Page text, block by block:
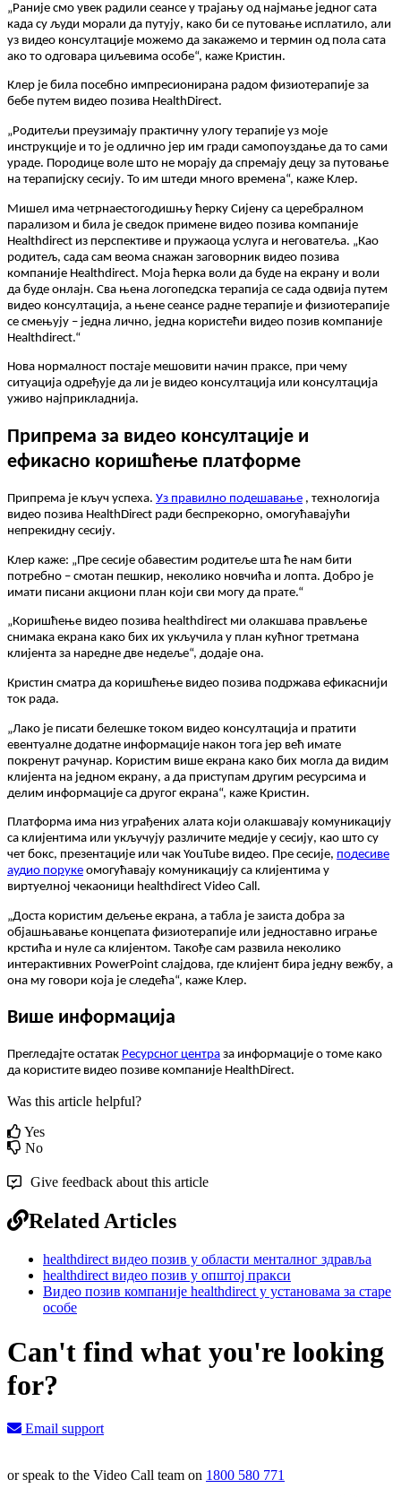
„Раније смо увек радили сеансе у трајању од најмање једног сата
када су људи морали да путују, како би се путовање исплатило, али
уз видео консултације можемо да закажемо и термин од пола сата
ако то одговара циљевима особе“, каже Кристин.
Клер је била посебно импресионирана радом физиотерапије за
бебе путем видео позива HealthDirect.
„Родитељи преузимају практичну улогу терапије уз моје
инструкције и то је одлично јер им гради самопоуздање да то сами
ураде. Породице воле што не морају да спремају децу за путовање
на терапијску сесију. То им штеди много времена“, каже Клер.
Мишел има четрнаестогодишњу ћерку Сијену са церебралном
парализом и била је сведок примене видео позива компаније
Healthdirect из перспективе и пружаоца услуга и неговатеља. „Као
родитељ, сада сам веома снажан заговорник видео позива
компаније Healthdirect. Моја ћерка воли да буде на екрану и воли
да буде онлајн. Сва њена логопедска терапија се сада одвија путем
видео консултација, а њене сеансе радне терапије и физиотерапије
се смењују – једна лично, једна користећи видео позив компаније
Healthdirect.“
Нова нормалност постаје мешовити начин праксе, при чему
ситуација одређује да ли је видео консултација или консултација
уживо најприкладнија.
Припрема за видео консултације и
ефикасно коришћење платформе
П рипрема је кључ успеха. Уз правилно подешавање , технологија
видео позива HealthDirect ради беспрекорно, омогућавајући
непрекидну сесију.
Клер каже: „Пре сесије обавестим родитеље шта ће нам бити
потребно – смотан пешкир, неколико новчића и лопта. Добро је
имати писани акциони план који сви могу да прате.“
„Коришћење видео позива healthdirect ми олакшава прављење
снимака екрана како бих их укључила у план кућног третмана
клијента за наредне две недеље“, додаје она.
Кристин сматра да коришћење видео позива подржава ефикаснији
ток рада.
„Лако је писати белешке током видео консултација и пратити
евентуалне додатне информације након тога јер већ имате
покренут рачунар. Користим више екрана како бих могла да видим
клијента на једном екрану, а да приступам другим ресурсима и
делим информације са другог екрана“, каже Кристин.
Платформа има низ уграђених алата који олакшавају комуникацију
са клијентима или укључују различите медије у сесију, као што су
чет бокс, презентације или чак YouTube видео. Пре сесије, подесиве
аудио поруке омогућавају комуникацију са клијентима у
виртуелној чекаоници healthdirect Video Call.
„Доста користим дељење екрана, а табла је заиста добра за
објашњавање концепата физиотерапије или једноставно играње
крстића и нуле са клијентом. Такође сам развила неколико
интерактивних PowerPoint слајдова, где клијент бира једну вежбу, а
она му говори која је следећа“, каже Клер.
Више информација
Прегледајте остатак Ресурсног центра за информације о томе како
да користите видео позиве компаније HealthDirect.
Was this article helpful?
Yes
No
Give feedback about this article
Related Articles
healthdirect видео позив у области менталног здравља
healthdirect видео позив у општој пракси
Видео позив компаније healthdirect у установама за старе
особе
Can't find what you're looking
for?
Email support
or speak to the Video Call team on 1800 580 771